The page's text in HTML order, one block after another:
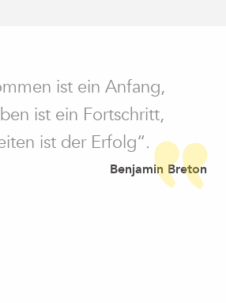
ist ein Anfang,
ist ein Fortschritt,
ist der Erfolg“.
Benjamin Breton